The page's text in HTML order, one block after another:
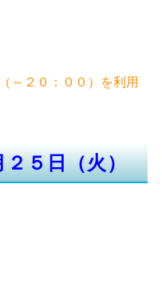
～２０：００）を利用
２５日（火）